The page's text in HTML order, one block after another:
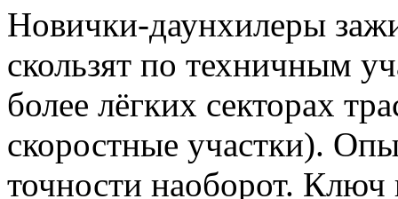
Новички-даунхилеры
скользят по техничным
более лёгких секторах
скоростные участки).
точности наоборот.